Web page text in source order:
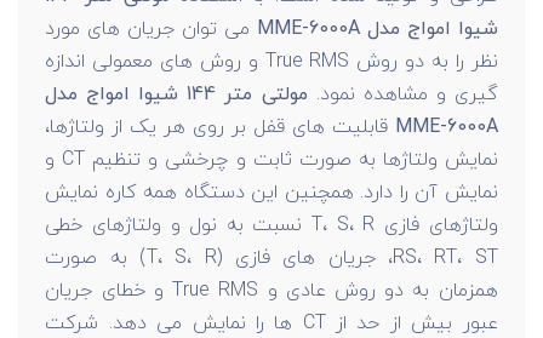
شیوا امواج مدل MME-6000A
می توان جریان های مورد
نظر را به دو روش True RMS و روش های معمولی اندازه
گیری و مشاهده نمود.
مولتی متر 144 شیوا امواج مدل
MME-6000A قابلیت های قفل بر روی هر یک از ولتاژها،
نمایش ولتاژها به صورت ثابت و چرخشی و تنظیم CT و
نمایش آن را دارد. همچنین این دستگاه همه کاره نمایش
ولتاژهای فازی T، S، R نسبت به نول و ولتاژهای خطی
RS، RT، ST، جریان های فازی (T، S، R) به صورت
همزمان به دو روش عادی و True RMS و خطای جریان
عبور بیش از حد از CT ها را نمایش می دهد. شرکت